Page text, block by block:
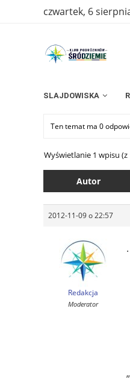
czwartek, 6
SLAJDOWISKA
Ten temat ma 0
Wyświetlanie 1 wpisu (z
Autor
2012-11-09 o 22:57
Redakcja
Moderator
.